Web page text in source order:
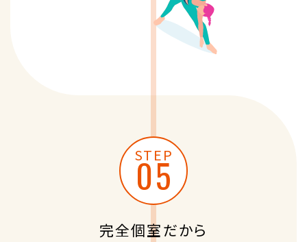
完全個室だから
STEP